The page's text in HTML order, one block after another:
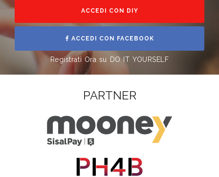
ACCEDI CON DIY
ACCEDI CON FACEBOOK
Registrati Ora su DO IT YOURSELF
PARTNER